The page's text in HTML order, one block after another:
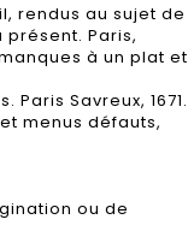
rendus au sujet de
Paris,
à un plat et
Savreux, 1671.
menus défauts,
ou de